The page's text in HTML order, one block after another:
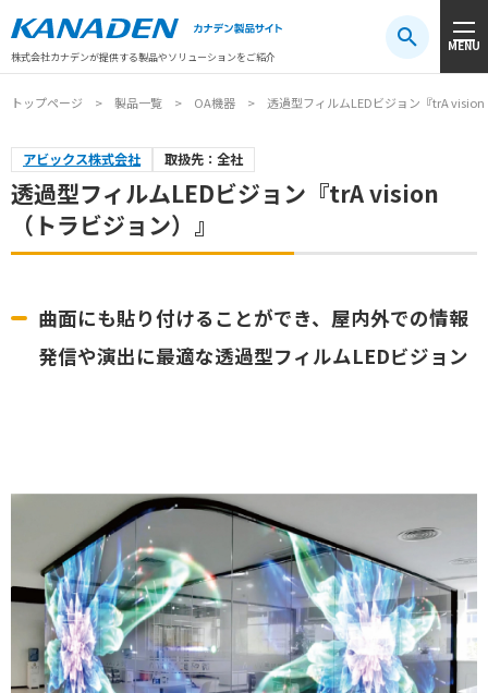
株式会社カナデンが提供する製品やソリューションをご紹介
MENU
注目キーワード#振動センサ#AGV #防爆#アシストスーツ
トップページ 製品一覧 OA機器 透過型フィルムLEDビジョン『trA
アビックス株式会社 取扱先：全社
透過型フィルムLEDビジョン『trA vision
（トラビジョン）』
曲面にも貼り付けることができ、屋内外での情報
発信や演出に最適な透過型フィルムLEDビジョン